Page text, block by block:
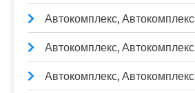
Автокомплекс, Автокомплекс
Автокомплекс, Автокомплекс
Автокомплекс, Автокомплекс